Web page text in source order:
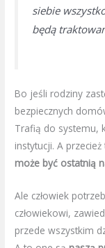
siebie
będą
Bo jeśli rodziny
bezpiecznych
Trafią do systemu,
instytucji. A
może być ostatnią
Ale człowiek
człowiekowi,
przede wszystkim